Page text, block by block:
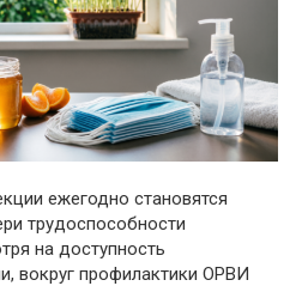
ежегодно становятся
трудоспособности
на доступность
вокруг профилактики ОРВИ